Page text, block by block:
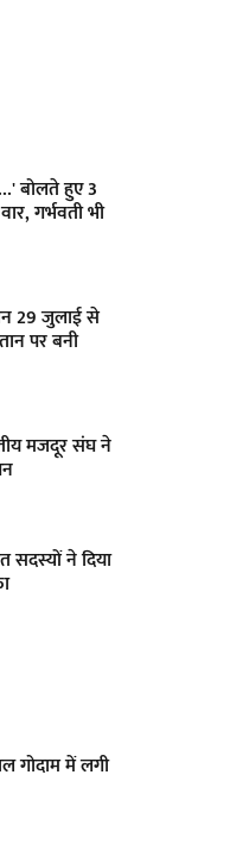
बोलते हुए 3
गर्भवती भी
29 जुलाई से
पर बनी
मजदूर संघ ने
सदस्यों ने दिया
गोदाम में लगी